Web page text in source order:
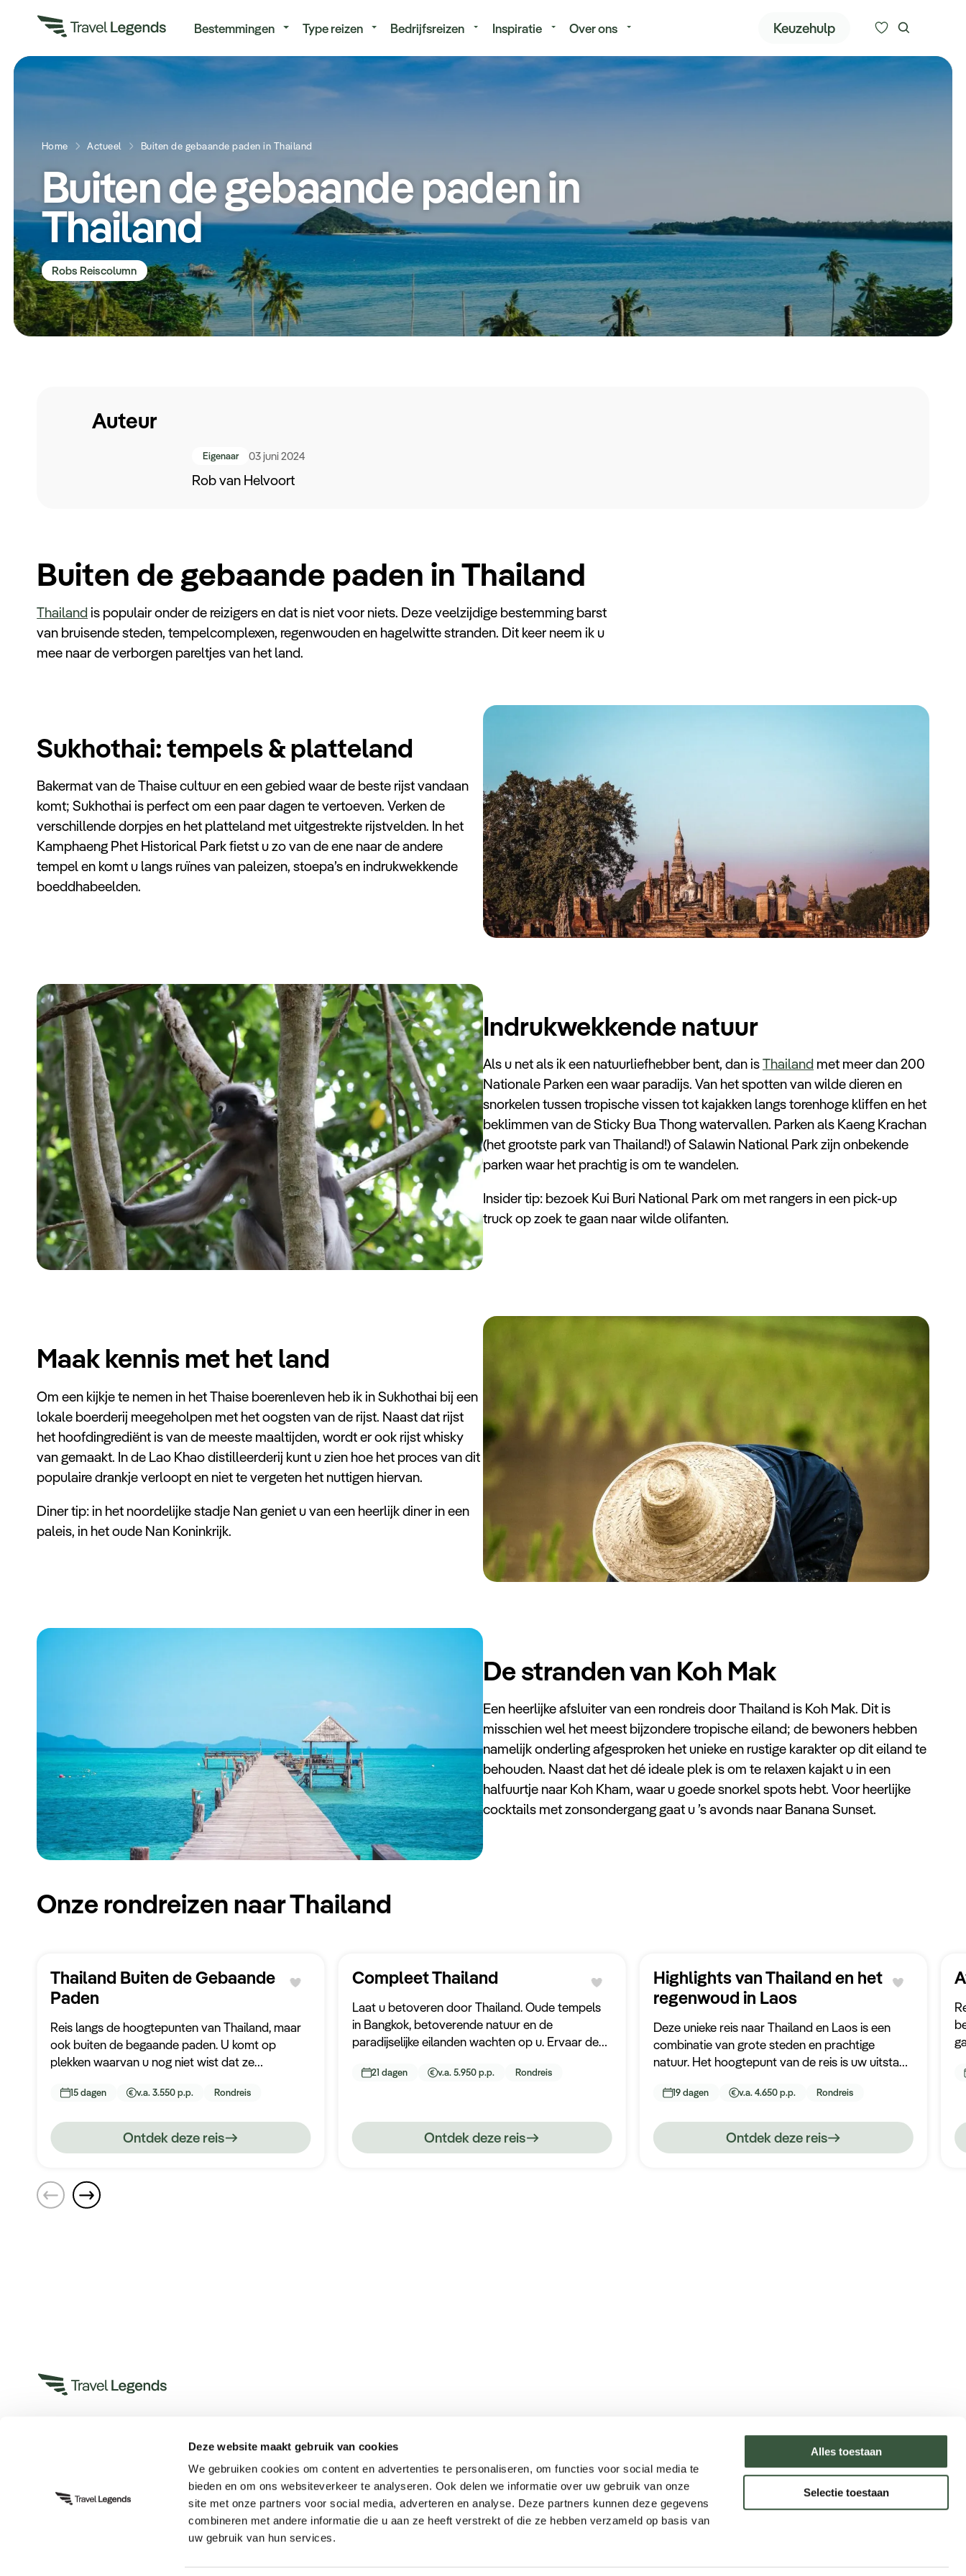
Deze website maakt gebruik van cookies
We gebruiken cookies om content en advertenties te personaliseren, om functies voor social media te
bieden en om ons websiteverkeer te analyseren. Ook delen we informatie over uw gebruik van onze
site met onze partners voor social media, adverteren en analyse. Deze partners kunnen deze gegevens
combineren met andere informatie die u aan ze heeft verstrekt of die ze hebben verzameld op basis van
uw gebruik van hun services.
Alles toestaan
Selectie toestaan
Bestemmingen Type reizen Bedrijfsreizen Inspiratie Over ons Keuzehulp
Bedrijfsreizen
Inspiratie
Over ons
Home Actueel Buiten de gebaande paden in Thailand
Buiten de gebaande paden in
Thailand
Robs Reiscolumn
Auteur
Eigenaar 03 juni 2024
Rob van Helvoort
Buiten de gebaande paden in Thailand
Thailand is populair onder de reizigers en dat is niet voor niets. Deze veelzijdige bestemming barst
van bruisende steden, tempelcomplexen, regenwouden en hagelwitte stranden. Dit keer neem ik u
mee naar de verborgen pareltjes van het land.
Sukhothai: tempels & platteland
Bakermat van de Thaise cultuur en een gebied waar de beste rijst vandaan
komt; Sukhothai is perfect om een paar dagen te vertoeven. Verken de
verschillende dorpjes en het platteland met uitgestrekte rijstvelden. In het
Kamphaeng Phet Historical Park fietst u zo van de ene naar de andere
tempel en komt u langs ruïnes van paleizen, stoepa’s en indrukwekkende
boeddhabeelden.
Indrukwekkende natuur
Als u net als ik een natuurliefhebber bent, dan isThailand met meer dan 200
Nationale Parken een waar paradijs. Van het spotten van wilde dieren en
snorkelen tussen tropische vissen tot kajakken langs torenhoge kliffen en het
beklimmen van de Sticky Bua Thong watervallen. Parken als Kaeng Krachan
(het grootste park van Thailand!) of Salawin National Park zijn onbekende
parken waar het prachtig is om te wandelen.
Insider tip: bezoek Kui Buri National Park om met rangers in een pick-up
truck op zoek te gaan naar wilde olifanten.
Maak kennis met het land
Om een kijkje te nemen in het Thaise boerenleven heb ik in Sukhothai bij een
lokale boerderij meegeholpen met het oogsten van de rijst. Naast dat rijst
het hoofdingrediënt is van de meeste maaltijden, wordt er ook rijst whisky
van gemaakt. In de Lao Khao distilleerderij kunt u zien hoe het proces van dit
populaire drankje verloopt en niet te vergeten het nuttigen hiervan.
Diner tip: in het noordelijke stadje Nan geniet u van een heerlijk diner in een
paleis, in het oude Nan Koninkrijk.
De stranden van Koh Mak
Een heerlijke afsluiter van een rondreis door Thailand is Koh Mak. Dit is
misschien wel het meest bijzondere tropische eiland; de bewoners hebben
namelijk onderling afgesproken het unieke en rustige karakter op dit eiland te
behouden. Naast dat het dé ideale plek is om te relaxen kajakt u in een
halfuurtje naar Koh Kham, waar u goede snorkel spots hebt. Voor heerlijke
cocktails met zonsondergang gaat u ’s avonds naar Banana Sunset.
Onze rondreizen naar Thailand
Thailand Buiten de Gebaande
Paden
Reis langs de hoogtepunten van Thailand, maar
ook buiten de begaande paden. U komt op
plekken waarvan u nog niet wist dat ze
de geschiedenis en de verschillende manieren
15 dagen v.a. 3.550 p.p. Rondreis
Ontdek deze reis
Compleet Thailand
Laat u betoveren door Thailand. Oude tempels
in Bangkok, betoverende natuur en de
paradijselijke eilanden wachten op u. Ervaar de
geniet van de prachtige stranden.
21 dagen v.a. 5.950 p.p. Rondreis
Ontdek deze reis
Highlights van Thailand en het
regenwoud in Laos
Deze unieke reis naar Thailand en Laos is een
combinatie van grote steden en prachtige
natuur. Het hoogtepunt van de reis is uw uitstap
boomhut in de boomtoppen overnacht en al
de wereld!
19 dagen v.a. 4.650 p.p. Rondreis
Ontdek deze reis
Bel ons op +31 (0)73 22 00 550
Meer informatie
Keurmerken
Onze aanpak
Verantwoord op reis
Webinars
Rondreizen
Incentives